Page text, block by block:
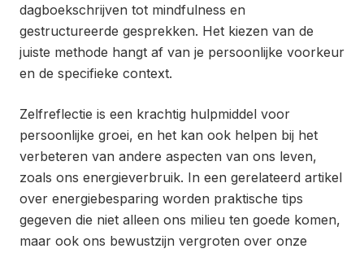
dagboekschrijven tot mindfulness en
gestructureerde gesprekken. Het kiezen van de
juiste methode hangt af van je persoonlijke voorkeur
en de specifieke context.
Zelfreflectie is een krachtig hulpmiddel voor
persoonlijke groei, en het kan ook helpen bij het
verbeteren van andere aspecten van ons leven,
zoals ons energieverbruik. In een gerelateerd artikel
over energiebesparing worden praktische tips
gegeven die niet alleen ons milieu ten goede komen,
maar ook ons bewustzijn vergroten over onze